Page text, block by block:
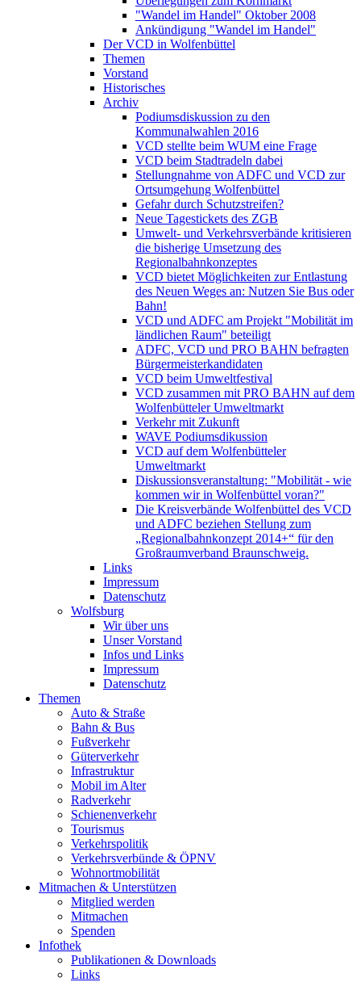
"Wandel im Handel" Oktober 2008
Ankündigung "Wandel im Handel"
Der VCD in Wolfenbüttel
Themen
Vorstand
Historisches
Archiv
Podiumsdiskussion zu den
Kommunalwahlen 2016
VCD stellte beim WUM eine Frage
VCD beim Stadtradeln dabei
Stellungnahme von ADFC und VCD zur
Ortsumgehung Wolfenbüttel
Gefahr durch Schutzstreifen?
Neue Tagestickets des ZGB
Umwelt- und Verkehrsverbände kritisieren
die bisherige Umsetzung des
Regionalbahnkonzeptes
VCD bietet Möglichkeiten zur Entlastung
des Neuen Weges an: Nutzen Sie Bus oder
Bahn!
VCD und ADFC am Projekt "Mobilität im
ländlichen Raum" beteiligt
ADFC, VCD und PRO BAHN befragten
Bürgermeisterkandidaten
VCD beim Umweltfestival
VCD zusammen mit PRO BAHN auf dem
Wolfenbütteler Umweltmarkt
Verkehr mit Zukunft
WAVE Podiumsdikussion
VCD auf dem Wolfenbütteler
Umweltmarkt
Diskussionsveranstaltung: "Mobilität - wie
kommen wir in Wolfenbüttel voran?"
Die Kreisverbände Wolfenbüttel des VCD
und ADFC beziehen Stellung zum
„Regionalbahnkonzept 2014+“ für den
Großraumverband Braunschweig.
Links
Impressum
Datenschutz
Wolfsburg
Wir über uns
Unser Vorstand
Infos und Links
Impressum
Datenschutz
Themen
Auto & Straße
Bahn & Bus
Fußverkehr
Güterverkehr
Infrastruktur
Mobil im Alter
Radverkehr
Schienenverkehr
Tourismus
Verkehrspolitik
Verkehrsverbünde & ÖPNV
Wohnortmobilität
Mitmachen & Unterstützen
Mitglied werden
Mitmachen
Spenden
Infothek
Publikationen & Downloads
Links